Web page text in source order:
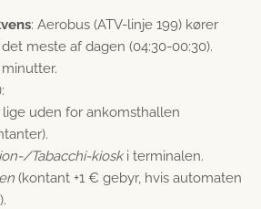
: Aerobus (ATV-linje 199) kører
meste af dagen (04:30-00:30).
minutter.
lige uden for ankomsthallen
Tabacchi-kioski terminalen.
(kontant +1 € gebyr, hvis automaten